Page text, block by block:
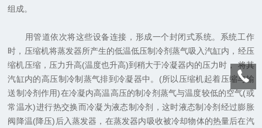
组成。
用管道依次将这些设备连接，形成一个封闭式系统。系统工作
时，压缩机将蒸发器所产生的低温低压制冷剂蒸气吸入汽缸内，经压
缩机压缩，压力升高(温度也升高)到稍大于冷凝器内的压力时， 将其
汽缸内的高压制冷制蒸气排到冷凝器中。(所以压缩机起着压缩与输
送制冷剂作用)在冷凝内高温高压的制冷剂蒸气与温度较低的空气(或
常温水)进行热交换而冷凝为液态制冷剂，这时液态制冷剂经过膨胀
阀降温(降压)后入蒸发器，在蒸发器内吸收被冷却物体的热量后在汽